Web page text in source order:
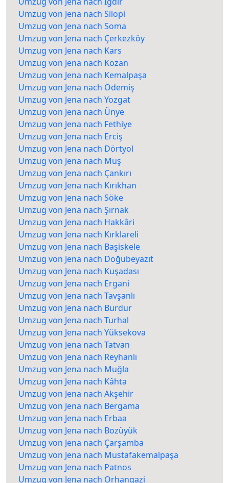
Umzug von Jena nach Silopi
Umzug von Jena nach Soma
Umzug von Jena nach Çerkezköy
Umzug von Jena nach Kars
Umzug von Jena nach Kozan
Umzug von Jena nach Kemalpaşa
Umzug von Jena nach Ödemiş
Umzug von Jena nach Yozgat
Umzug von Jena nach Ünye
Umzug von Jena nach Fethiye
Umzug von Jena nach Erciş
Umzug von Jena nach Dörtyol
Umzug von Jena nach Muş
Umzug von Jena nach Çankırı
Umzug von Jena nach Kırıkhan
Umzug von Jena nach Söke
Umzug von Jena nach Şırnak
Umzug von Jena nach Hakkâri
Umzug von Jena nach Kırklareli
Umzug von Jena nach Başiskele
Umzug von Jena nach Doğubeyazıt
Umzug von Jena nach Kuşadası
Umzug von Jena nach Ergani
Umzug von Jena nach Tavşanlı
Umzug von Jena nach Burdur
Umzug von Jena nach Turhal
Umzug von Jena nach Yüksekova
Umzug von Jena nach Tatvan
Umzug von Jena nach Reyhanlı
Umzug von Jena nach Muğla
Umzug von Jena nach Kâhta
Umzug von Jena nach Akşehir
Umzug von Jena nach Bergama
Umzug von Jena nach Erbaa
Umzug von Jena nach Bozüyük
Umzug von Jena nach Çarşamba
Umzug von Jena nach Mustafakemalpaşa
Umzug von Jena nach Patnos
Umzug von Jena nach Orhangazi